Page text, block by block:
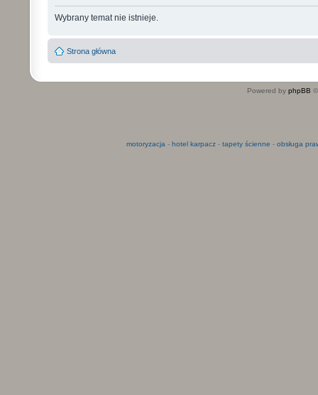
Wybrany temat nie istnieje.
Strona główna
Powered by phpBB
motoryzacja - hotel karpacz- tapety ścienne - obsługa